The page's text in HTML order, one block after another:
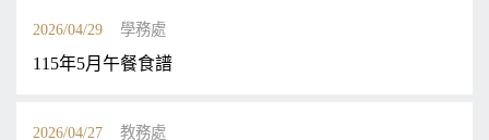
2026/04/29 學務處
115年5月午餐食譜
2026/04/27 教務處